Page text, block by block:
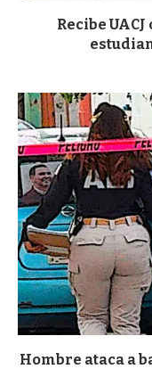
Recibe
Hombre ataca a